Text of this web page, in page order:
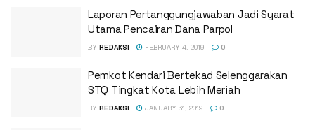
Laporan Pertanggungjawaban Jadi Syarat
Utama Pencairan Dana Parpol
BY REDAKSI FEBRUARY 4, 2019 0
Pemkot Kendari Bertekad Selenggarakan
STQ Tingkat Kota Lebih Meriah
BY REDAKSI JANUARY 31, 2019 0